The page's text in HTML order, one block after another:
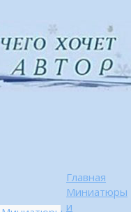
Главная
Миниатюры
и